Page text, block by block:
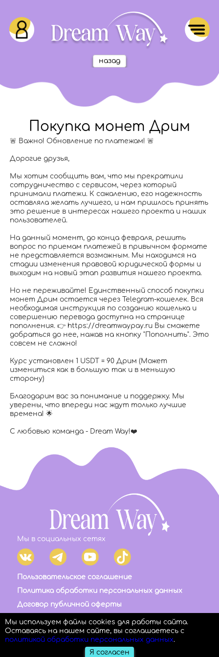
назад
Покупка монет Дрим
🚨 Важно! Обновление по платежам! 🚨
Дорогие друзья,
Мы хотим сообщить вам, что мы прекратили
сотрудничество с сервисом, через который
принимали платежи. К сожалению, его надежность
оставляла желать лучшего, и нам пришлось принять
это решение в интересах нашего проекта и наших
пользователей.
На данный момент, до конца февраля, решить
вопрос по приемам платежей в привычном формате
не представляется возможным. Мы находимся на
стадии изменения правовой юридической формы и
выходим на новый этап развития нашего проекта.
Но не переживайте! Единственный способ покупки
монет Дрим остается через Telegram-кошелек. Вся
необходимая инструкция по созданию кошелька и
совершению перевода доступна на странице
пополнения. 👉 https://dreamwaypay.ru Вы сможете
добраться до нее, нажав на кнопку "Пополнить". Это
совсем не сложно!
Курс установлен 1 USDT = 90 Дрим (Может
измениться как в большую так и в меньшую
сторону)
Благодарим вас за понимание и поддержку. Мы
уверены, что впереди нас ждут только лучшие
времена! 🌟
С любовью команда - Dream Way!❤️
Мы в социальных сетях
Пользовательское соглашение
Политика обработки персональных данных
Договор публичной оферты
Правила возврата и отмены платежа
Мы используем файлы cookies для работы сайта.
Оставаясь на нашем сайте, вы соглашаетесь с
политикой обработки персональных данных.
Я согласен